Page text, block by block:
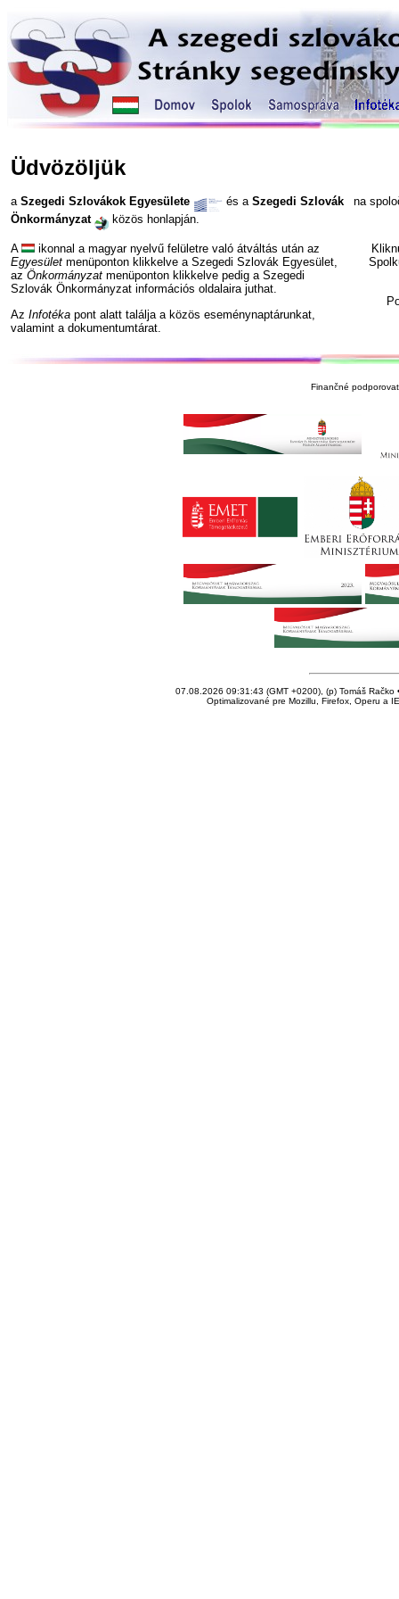
Üdvözöljük
a Szegedi Szlovákok Egyesülete és a Szegedi Szlovák
Önkormányzat
közös honlapján.
A
ikonnal a magyar nyelvű felületre való átváltás után az
Egyesület menüponton klikkelve a Szegedi Szlovák Egyesület,
az Önkormányzat menüponton klikkelve pedig a Szegedi
Szlovák Önkormányzat információs oldalaira juthat.
Az Infotéka pont alatt találja a közös eseménynaptárunkat,
valamint a dokumentumtárat.
na
Finančné
07.08.2026 09:31:43 (GMT +0200), (p) Tomáš Račko
Optimalizované pre Mozillu, Firefox, Operu a